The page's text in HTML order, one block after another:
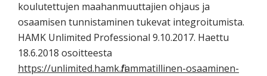
koulutettujen maahanmuuttajien ohjaus ja
osaamisen tunnistaminen tukevat integroitumista.
HAMK Unlimited Professional 9.10.2017. Haettu
18.6.2018 osoitteesta
https://unlimited.hamk.fi/ammatillinen-osaaminen-